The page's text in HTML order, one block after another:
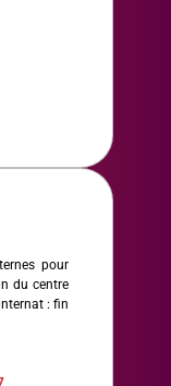
pour
du centre
: fin